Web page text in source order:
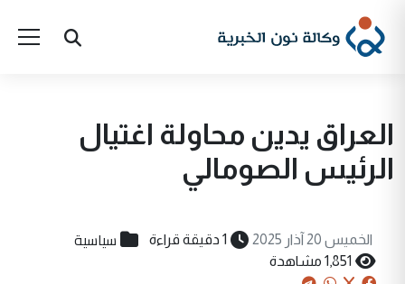
العراق يدين محاولة اغتيال
الرئيس الصومالي
الخميس 20 آذار 2025 1 دقيقة قراءة سياسية
1,851 مشاهدة